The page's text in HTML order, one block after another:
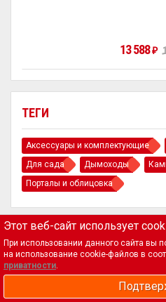
ТЕГИ
Аксессуары и комплектующие
Для сада
Дымоходы
Порталы и облицовка
13 588₽
Этот веб-сайт использует
При использовании данного сайта вы
на использование cookie-файлов в
приватности.